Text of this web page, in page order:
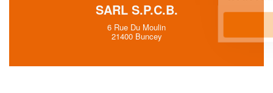
SARL S.P.C.B.
6 Rue Du Moulin
21400 Buncey
En savoir plus